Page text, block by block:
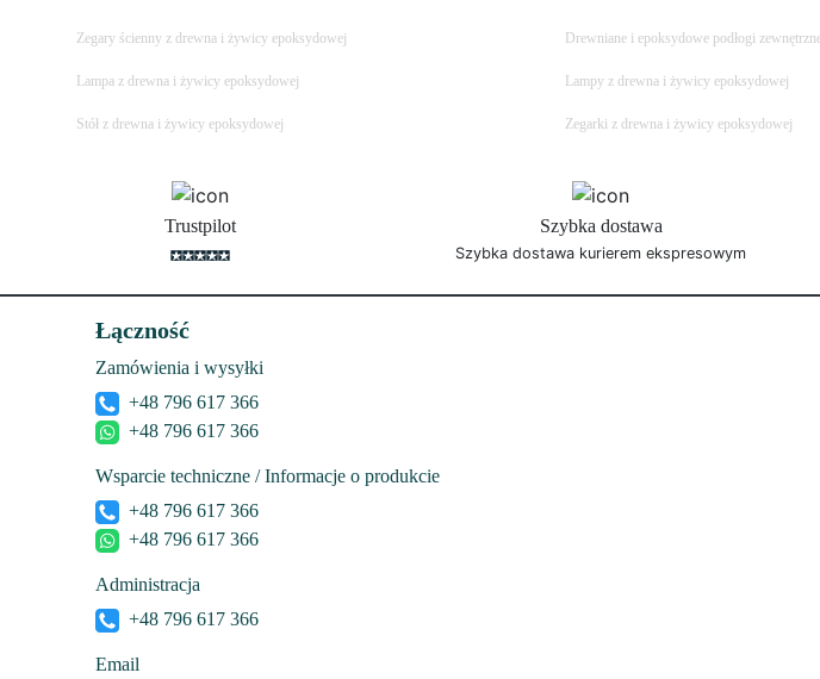
Zegary ścienny z drewna i żywicy epoksydowej Drewniane i epoksydowe podłogi
Lampa z drewna i żywicy epoksydowej Lampy z drewna i żywicy epoksydowej
Stół z drewna i żywicy epoksydowej Zegarki z drewna i żywicy epoksydowej
Trustpilot Szybka dostawa
Szybka dostawa kurierem ekspresowym
Łączność
Zamówienia i wysyłki
+48 796 617 366
+48 796 617 366
Wsparcie techniczne / Informacje o produkcie
+48 796 617 366
+48 796 617 366
Administracja
+48 796 617 366
Email